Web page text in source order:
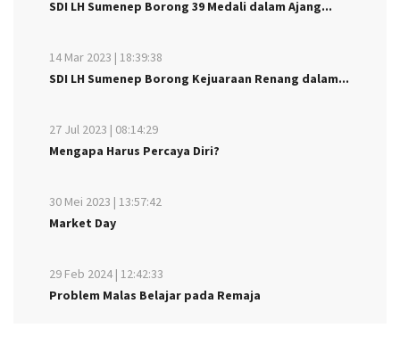
SDI LH Sumenep Borong 39 Medali dalam Ajang...
14 Mar 2023 | 18:39:38
SDI LH Sumenep Borong Kejuaraan Renang dalam...
27 Jul 2023 | 08:14:29
Mengapa Harus Percaya Diri?
30 Mei 2023 | 13:57:42
Market Day
29 Feb 2024 | 12:42:33
Problem Malas Belajar pada Remaja